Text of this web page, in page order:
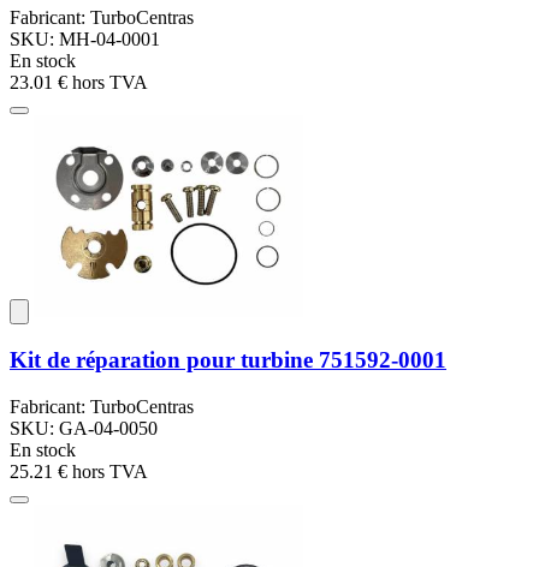
Fabricant: TurboCentras
SKU: MH-04-0001
En stock
23.01 € hors TVA
Kit de réparation pour turbine 751592-0001
Fabricant: TurboCentras
SKU: GA-04-0050
En stock
25.21 € hors TVA